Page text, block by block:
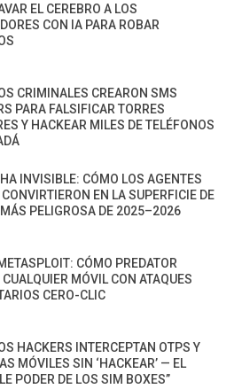
EL CEREBRO A LOS
CON IA PARA ROBAR
CRIMINALES CREARON SMS
PARA FALSIFICAR TORRES
Y HACKEAR MILES DE TELÉFONOS
INVISIBLE: CÓMO LOS AGENTES
CONVIRTIERON EN LA SUPERFICIE DE
MÁS PELIGROSA DE 2025–2026
CÓMO PREDATOR
MÓVIL CON ATAQUES
CERO-CLIC
HACKERS INTERCEPTAN OTPS Y
MÓVILES SIN ‘HACKEAR’ — EL
PODER DE LOS SIM BOXES”